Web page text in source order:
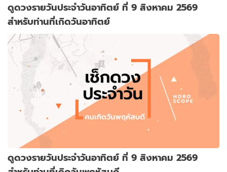
ดูดวงรายวันประจำวันอาทิตย์ ที่ 9 สิงหาคม 2569
สำหรับท่านที่เกิดวันอาทิตย์
ดูดวงรายวันประจำวันอาทิตย์ ที่ 9 สิงหาคม 2569